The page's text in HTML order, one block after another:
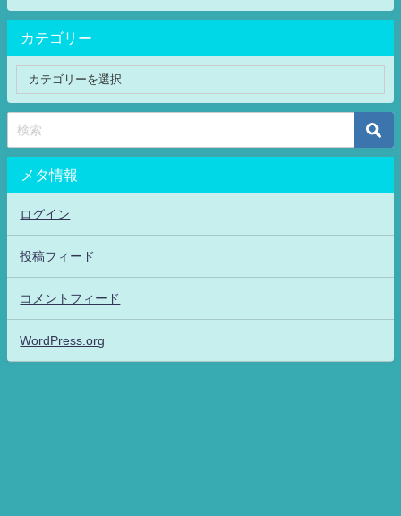
カテゴリー
メタ情報
ログイン
投稿フィード
コメントフィード
WordPress.org